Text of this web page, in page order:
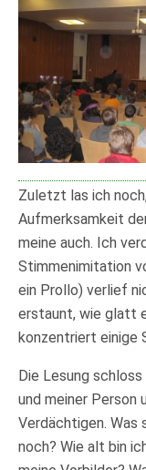
Zuletzt las ich
Aufmerksamkeit
meine auch. Ich
Stimmenimitation
ein Prollo) verlief
erstaunt, wie glatt
konzentriert einige
Die Lesung
und meiner Person
Verdächtigen. Was
noch? Wie alt bin